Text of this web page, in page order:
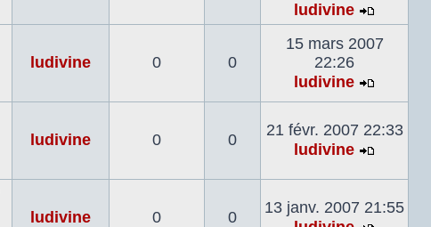
ludivine
Voir
le
ludivine 0 0
15 mars 2007
22:26
ludivine
dernier
ludivine 0 0
21 févr. 2007 22:33
ludivine
le
dernier
ludivine 0 0
13 janv. 2007 21:55